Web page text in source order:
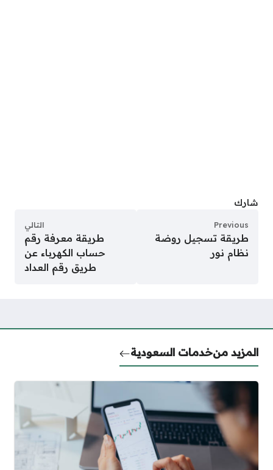
شارك
Previous
طريقة تسجيل روضة
نظام نور
التالي
طريقة معرفة رقم
حساب الكهرباء عن
طريق رقم العداد
المزيد منخدمات السعودية